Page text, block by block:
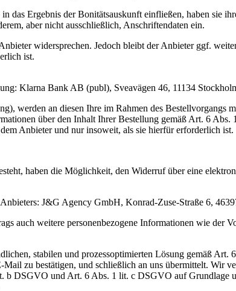
das Ergebnis der Bonitätsauskunft einfließen, haben sie
aber nicht ausschließlich, Anschriftendaten ein.
widersprechen. Jedoch bleibt der Anbieter ggf.
ist.
Klarna Bank AB (publ), Sveavägen 46, 11134
werden an diesen Ihre im Rahmen des Bestellvorgangs
über den Inhalt Ihrer Bestellung gemäß Art. 6
Anbieter und nur insoweit, als sie hierfür erforderlich ist.
haben die Möglichkeit, den Widerruf über eine
J&G Agency GmbH, Konrad-Zuse-Straße 6,
auch weitere personenbezogene Informationen wie der
stabilen und prozessoptimierten Lösung gemäß
zu bestätigen, und schließlich an uns übermittelt. Wir
b DSGVO und Art. 6 Abs. 1 lit. c DSGVO auf Grundlage